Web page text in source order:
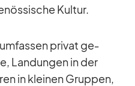
Kul­tur.
pri­vat ge­
Lan­dun­gen in der
in klei­nen Grup­pen,